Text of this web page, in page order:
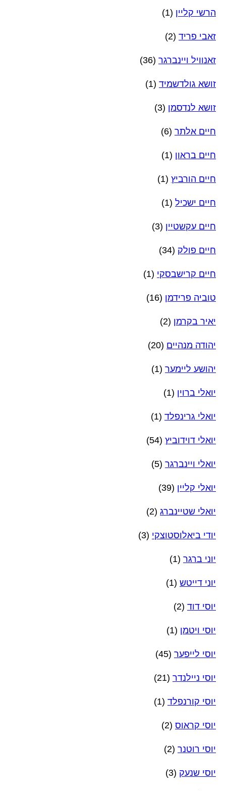
הרשי קליין (1)
זאבי פריד (2)
זאנוויל ויינברגר (36)
זושא גולדשמיד (1)
זושא לנדסמן (3)
חיים אלתר (6)
חיים בראון (1)
חיים הורביץ (1)
חיים ישכיל (1)
חיים עקשטיין (3)
חיים פולק (34)
חיים קרישבסקי (1)
טוביה פרידמן (16)
יאיר בקרמן (2)
יהודה מנהיים (20)
יהושע ליימער (1)
יואלי ברוין (1)
יואלי גרינפלד (1)
יואלי דוידוביץ (54)
יואלי ויינברגר (5)
יואלי קליין (39)
יואלי שטיינברג (2)
יודי ביאלוסטוצקי (3)
יוני ברגר (1)
יוני דייטש (1)
יוסי דוד (2)
יוסי ויטמן (1)
יוסי לייפער (45)
יוסי ניילנדר (21)
יוסי קורנפלד (1)
יוסי קראוס (2)
יוסי רוטנר (2)
יוסי שנעק (3)